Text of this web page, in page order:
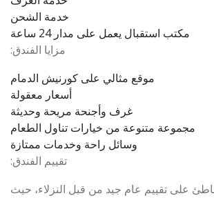
خدمة الشحن
مكتب استقبال يعمل على مدار 24 ساعة
مزايا الفندق:
موقع مثالي على كورنيش الدمام
أسعار معقولة
غرف وأجنحة مريحة وحديثة
مجموعة متنوعة من خيارات تناول الطعام
وسائل راحة وخدمات ممتازة
تقييم الفندق:
على تقييم عام جيد من قبل النزلاء، حيث